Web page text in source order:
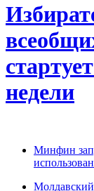
недели
Минфин